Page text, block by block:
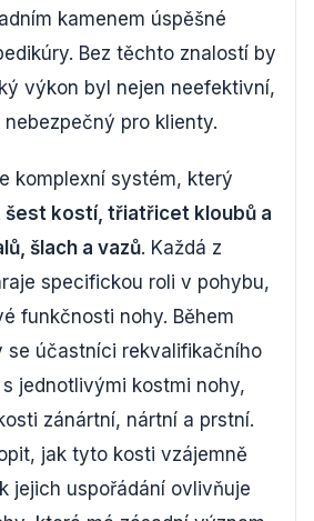
kamenem úspěšné
Bez těchto znalostí by
výkon byl nejen neefektivní,
pro klienty.
komplexní systém, který
šest kostí, třiatřicet kloubů a
šlach a vazů. Každá z
specifickou roli v pohybu,
funkčnosti nohy. Během
se účastníci rekvalifikačního
jednotlivými kostmi nohy,
zánártní, nártní a prstní.
jak tyto kosti vzájemně
jejich uspořádání ovlivňuje